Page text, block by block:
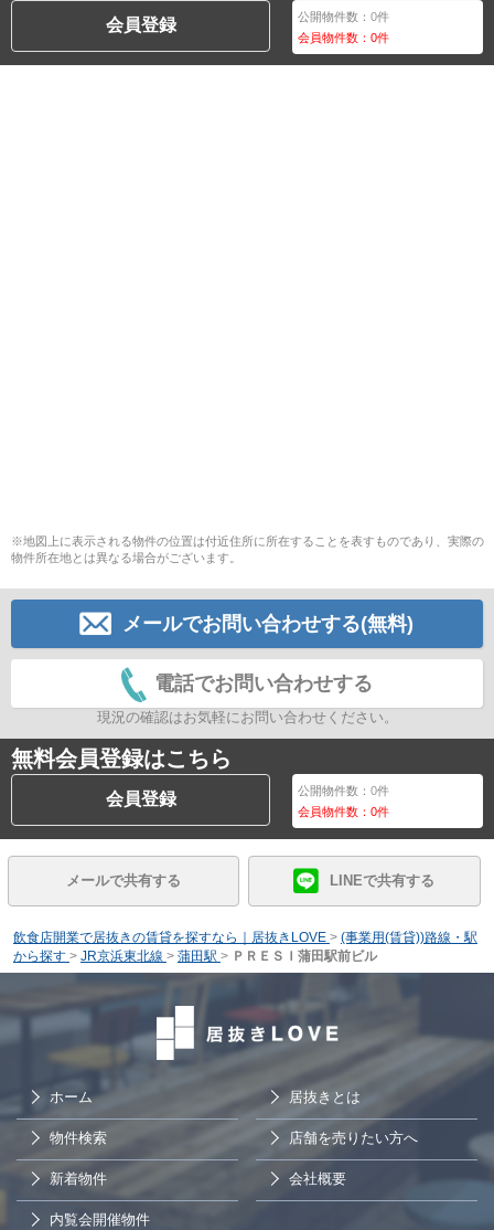
会員登録 公開物件数：0件
会員物件数：0件
※地図上に表示される物件の位置は付近住所に所在することを表すものであり、実際の
物件所在地とは異なる場合がございます。
メールでお問い合わせする(無料)
電話でお問い合わせする
現況の確認はお気軽にお問い合わせください。
無料会員登録はこちら
会員登録 公開物件数：0件
会員物件数：0件
メールで共有する LINEで共有する
飲食店開業で居抜きの賃貸を探すなら｜居抜きLOVE > (事業用(賃貸))路線・駅
から探す > JR京浜東北線 > 蒲田駅 > ＰＲＥＳＩ蒲田駅前ビル
ホーム 居抜きとは
物件検索 店舗を売りたい方へ
新着物件 会社概要
内覧会開催物件